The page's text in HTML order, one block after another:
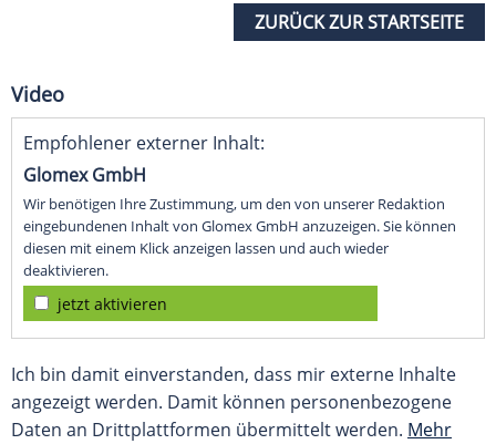
ZURÜCK ZUR STARTSEITE
Video
Empfohlener externer Inhalt:
Glomex GmbH
Wir benötigen Ihre Zustimmung, um den von unserer Redaktion
eingebundenen Inhalt von Glomex GmbH anzuzeigen. Sie können
diesen mit einem Klick anzeigen lassen und auch wieder
deaktivieren.
jetzt aktivieren
Ich bin damit einverstanden, dass mir externe Inhalte
angezeigt werden. Damit können personenbezogene
Daten an Drittplattformen übermittelt werden. Mehr